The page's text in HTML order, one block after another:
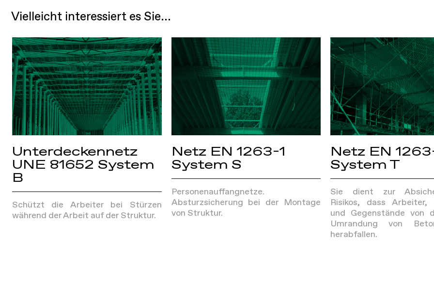
Vielleicht interessiert es Sie...
Unterdeckennetz
UNE 81652 System
B
Schützt die Arbeiter bei Stürzen
während der Arbeit auf der Struktur.
Netz EN 1263-1
System S
Personenauffangnetze.
Absturzsicherung bei der Montage
von Struktur.
Netz EN
System T
Sie dient zur
Risikos, dass Arbeiter,
und Gegenstände von
Umrandung von
herabfallen.